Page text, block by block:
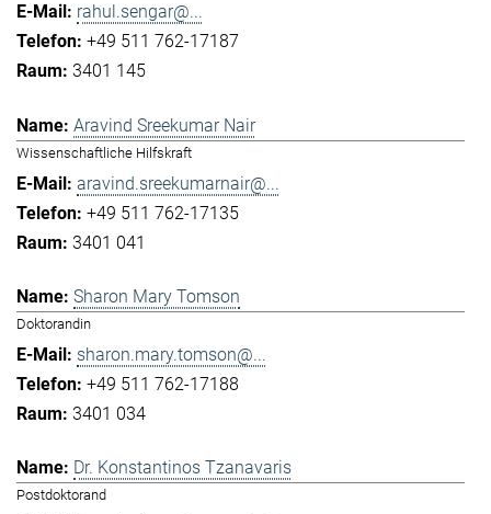
rahul.sengar@...
+49 511 762-17187
3401 145
Aravind Sreekumar Nair
Wissenschaftliche Hilfskraft
aravind.sreekumarnair@...
+49 511 762-17135
3401 041
Sharon Mary Tomson
Doktorandin
sharon.mary.tomson@...
+49 511 762-17188
3401 034
Dr. Konstantinos Tzanavaris
Postdoktorand